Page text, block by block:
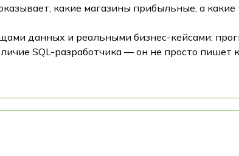
какие магазины прибыльные, а
данных и реальными бизнес-кейсами:
SQL-разработчика — он не просто пишет